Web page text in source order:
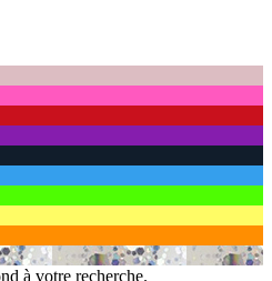
à votre recherche.